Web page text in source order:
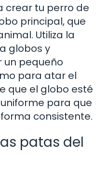
crear tu perro de
principal, que
Utiliza la
globos y
pequeño
para atar el
que el globo esté
para que
consistente.
patas del